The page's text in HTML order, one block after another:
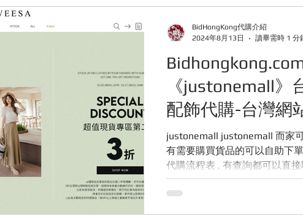
ME ABOUT BIDHONGKONG
Bidhongkong韓國代購網站 日本代購網站 旅行
《justonemall》
配飾代購-台灣網
justonemall justonemall 而家可以在香港代購啦 , 各團友
有需要購買貨品的可以自助下單申
代購流程表 , 有查詢都可以直接聯絡我們 , 看到信息會立即
回覆你的 , 多謝各位 . P . S . ...
BidHongKong代購介紹
2024年8月13日
讀畢需時 1 分